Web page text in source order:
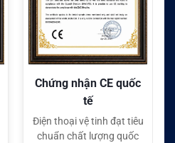
Chứng nhận CE quốc
tế
Điện thoại vệ tinh đạt tiêu
chuẩn chất lượng quốc